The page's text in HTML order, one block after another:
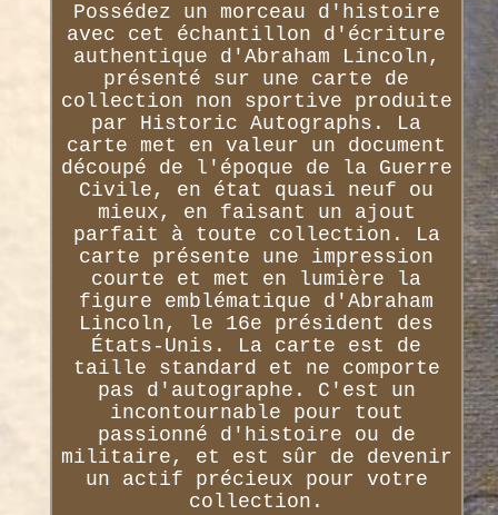
Possédez un morceau d'histoire
avec cet échantillon d'écriture
authentique d'Abraham Lincoln,
présenté sur une carte de
collection non sportive produite
par Historic Autographs. La
carte met en valeur un document
découpé de l'époque de la Guerre
Civile, en état quasi neuf ou
mieux, en faisant un ajout
parfait à toute collection. La
carte présente une impression
courte et met en lumière la
figure emblématique d'Abraham
Lincoln, le 16e président des
États-Unis. La carte est de
taille standard et ne comporte
pas d'autographe. C'est un
incontournable pour tout
passionné d'histoire ou de
militaire, et est sûr de devenir
un actif précieux pour votre
collection.